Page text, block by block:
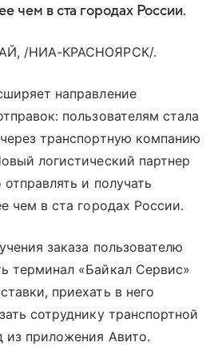
чем в ста городах России.
/НИА-КРАСНОЯРСК/.
направление
пользователям стала
транспортную компанию
логистический партнер
и получать
чем в ста городах России.
заказа пользователю
терминал «Байкал Сервис»
приехать в него
сотруднику транспортной
из приложения Авито.